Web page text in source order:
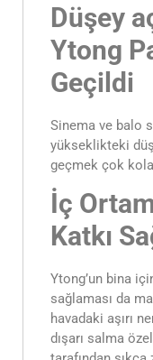
Düşey
Ytong
Geçildi
Sinema ve balo
yükseklikteki
geçmek çok
İç
Katkı
Ytong’un bina
sağlaması da
havadaki aşırı
dışarı salma